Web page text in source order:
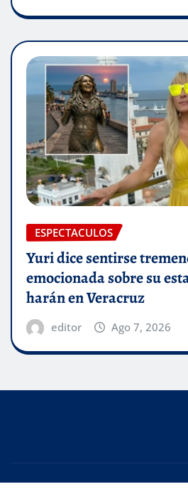
ESPECTACULOS
Yuri dice sentirse
emocionada sobre su
harán en Veracruz
editor Ago 7, 2026